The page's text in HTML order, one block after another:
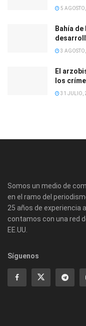
5
Bahía
3
El
los
31 JULIO,
Somos un medio de
en el ramo del
25 años de experiencia
contamos con una red
EE.UU.
Síguenos